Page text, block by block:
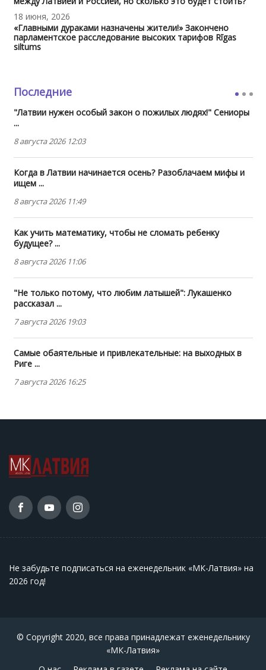
18 июня, 2026
«Главными дураками назначены жители!» Закончено
парламентское расследование высоких тарифов Rīgas
siltums
Последние
"Латвии нужен особый закон о пожилых людях!" Сениоры
...
8 августа 2026 12:03
Когда в Латвии начинается осень? Разоблачаем мифы и
ищем ...
8 августа 2026 11:49
Как учить математику, чтобы не сломать ребенку
будущее? ...
8 августа 2026 11:06
"Не только потому, что любим латышей": Лукашенко
рассказал ...
7 августа 2026 19:03
Самые обаятельные и привлекательные: на выходных в
Риге ...
7 августа 2026 16:25
Не забудьте подписаться на еженедельник «МК-Латвия» на
2026 год!
© Copyright 2020, все права принадлежат еженедельнику
«МК-Латвия»